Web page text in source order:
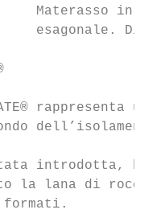
Materasso in
esagonale.
rappresenta una
dell’isolamento.
introdotta, ha
la lana di